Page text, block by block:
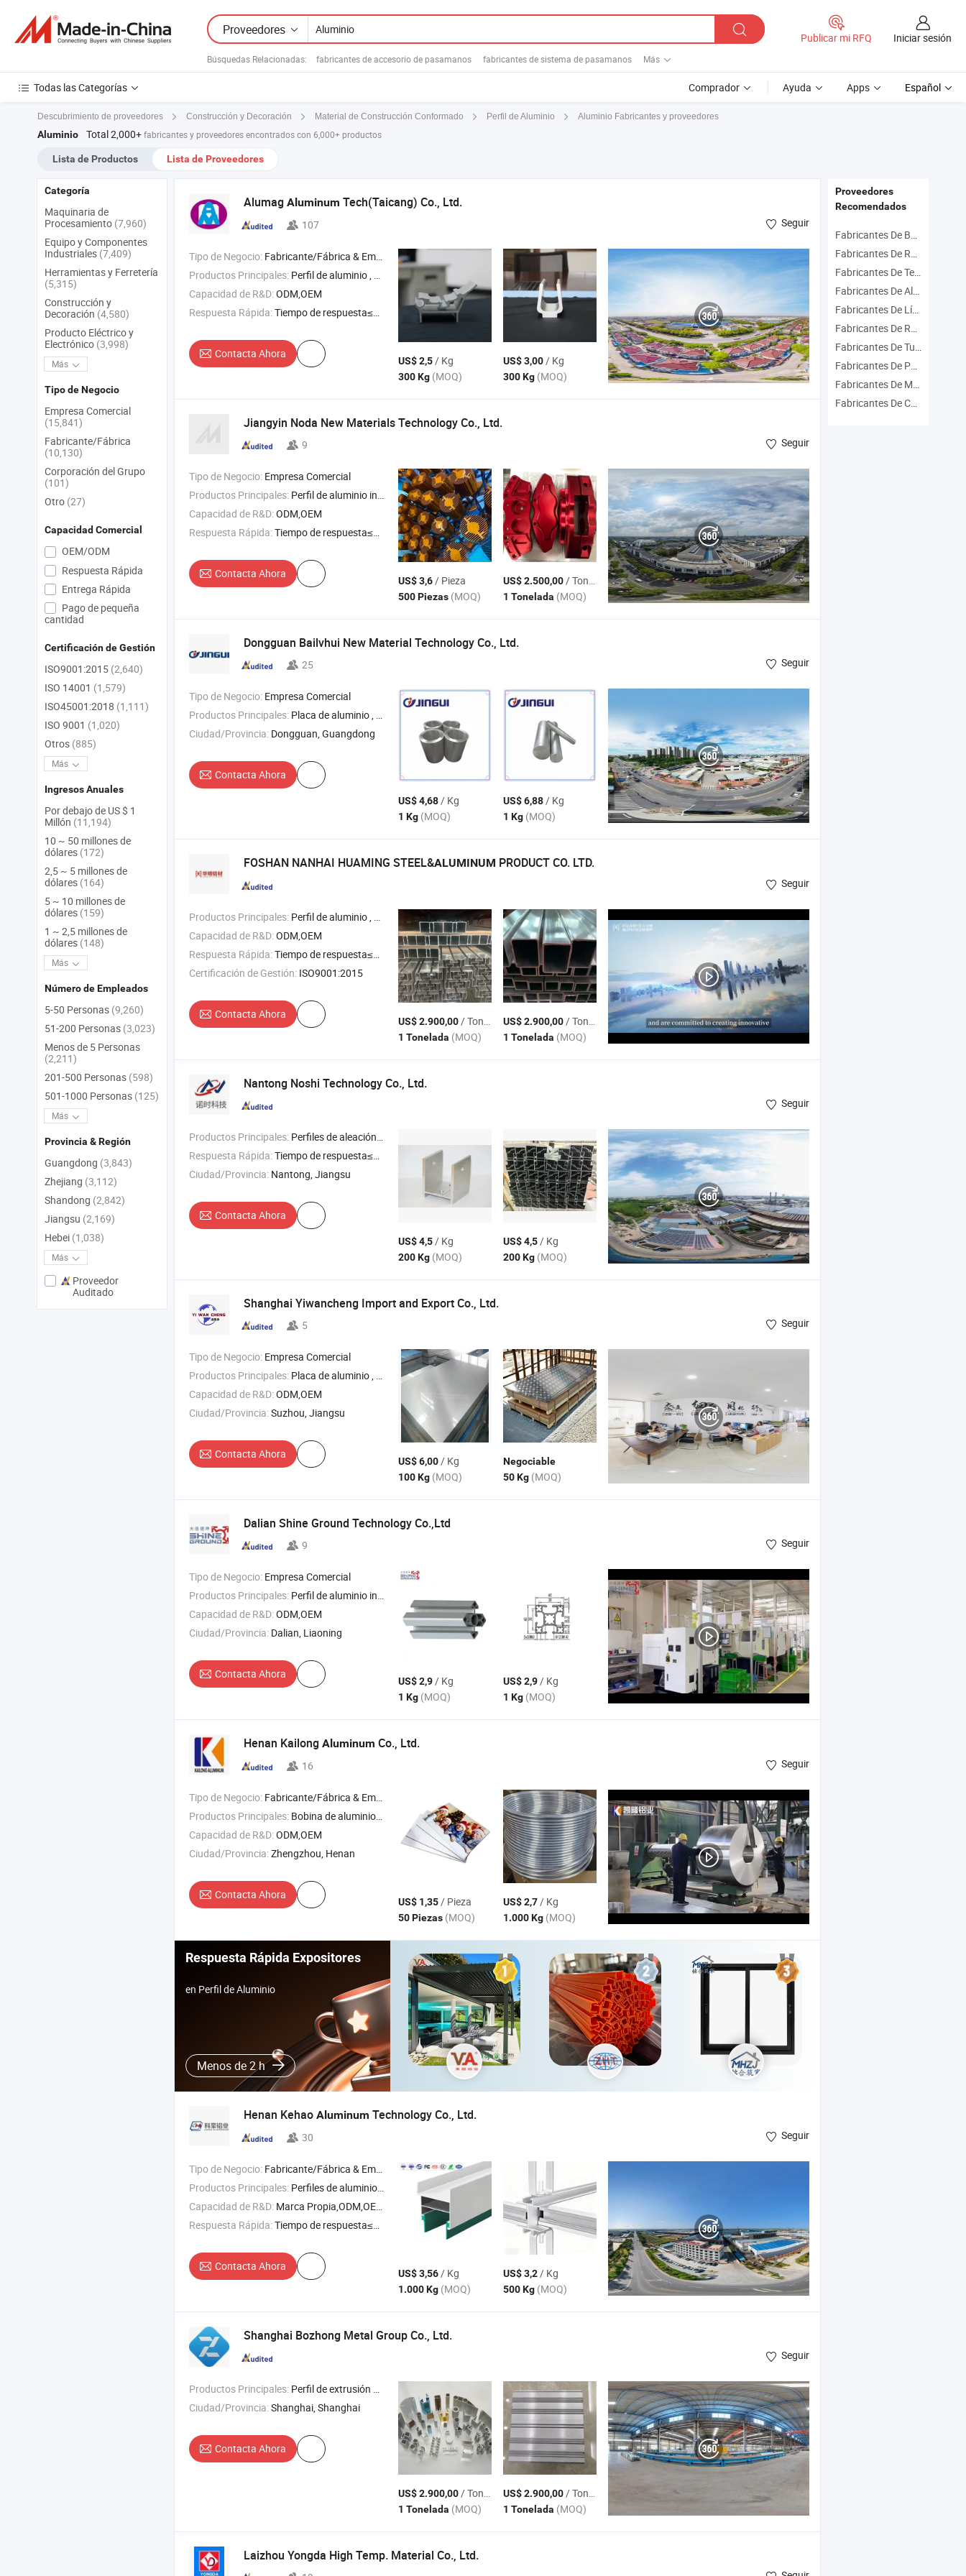
Proveedores
Búsquedas Relacionadas: fabricantes de accesorio de pasamanos fabricantes de sistema de pasamanos Más
Publicar mi RFQ Iniciar sesión
Todas las Categorías Comprador Ayuda Apps Español
Descubrimiento de proveedores Construcción y Decoración Material de Construcción Conformado Perfil de Aluminio Aluminio Fabricantes y proveedores
Aluminio Total 2,000+fabricantes y proveedores encontrados con 6,000+ productos
Lista de Productos Lista de Proveedores
Alumag Aluminum Tech(Taicang) Co., Ltd.
107 Seguir
Tipo de Negocio: Fabricante/Fábrica & Empresa Comercial
Productos Principales: Perfil de aluminio , producto de extrusión de aluminio , varilla de aluminio , placa de aluminio , tubo de aluminio
Capacidad de R&D:ODM,OEM
Respuesta Rápida:Tiempo de respuesta≤3h
Contacta Ahora
US$ 2,5/ Kg
300 Kg (MOQ)
US$ 3,00/ Kg
300 Kg (MOQ)
Jiangyin Noda New Materials Technology Co., Ltd.
9 Seguir
Tipo de Negocio: Empresa Comercial
Productos Principales: Perfil de aluminio industrial , producto de aluminio , componente automotriz , radiador , carcasa de motor
Capacidad de R&D:ODM,OEM
Respuesta Rápida:Tiempo de respuesta≤3h
Contacta Ahora
US$ 3,6/ Pieza
500 Piezas (MOQ)
US$ 2.500,00/ Tonelada
1 Tonelada (MOQ)
Dongguan Bailvhui New Material Technology Co., Ltd.
25 Seguir
Tipo de Negocio: Empresa Comercial
Productos Principales: Placa de aluminio , forja de aluminio , tubo de aluminio , varilla de aluminio
Ciudad/Provincia: Dongguan, Guangdong
Contacta Ahora
US$ 4,68/ Kg
1 Kg (MOQ)
US$ 6,88/ Kg
1 Kg (MOQ)
FOSHAN NANHAI HUAMING STEEL&ALUMINUM PRODUCT CO. LTD.
Seguir
Productos Principales: Perfil de aluminio , ventanas y puertas de aluminio , extrusión de aluminio , perfil de aluminio para bricolaje
Capacidad de R&D:ODM,OEM
Respuesta Rápida:Tiempo de respuesta≤3h
Certificación de Gestión: ISO9001:2015
Contacta Ahora
US$ 2.900,00/ Tonelada
1 Tonelada (MOQ)
US$ 2.900,00/ Tonelada
1 Tonelada (MOQ)
Nantong Noshi Technology Co., Ltd.
Seguir
Productos Principales: Perfiles de aleación de aluminio y productos de procesamiento profundo
Respuesta Rápida:Tiempo de respuesta≤3h
Ciudad/Provincia: Nantong, Jiangsu
Contacta Ahora
US$ 4,5/ Kg
200 Kg (MOQ)
US$ 4,5/ Kg
200 Kg (MOQ)
Shanghai Yiwancheng Import and Export Co., Ltd.
5 Seguir
Tipo de Negocio: Empresa Comercial
Productos Principales: Placa de aluminio , varilla de aluminio , tubo de aluminio , disco de aluminio , alambre de aluminio
Capacidad de R&D:ODM,OEM
Ciudad/Provincia:Suzhou, Jiangsu
Contacta Ahora
US$ 6,00/ Kg
100 Kg (MOQ)
Negociable
50 Kg (MOQ)
Dalian Shine Ground Technology Co.,Ltd
9 Seguir
Tipo de Negocio: Empresa Comercial
Productos Principales: Perfil de aluminio industrial , perfil de aluminio para automatización , componentes de aluminio , sistema de ensamblaje modular , accesorios para perfil de aluminio industrial
Capacidad de R&D:ODM,OEM
Ciudad/Provincia: Dalian, Liaoning
Contacta Ahora
US$ 2,9/ Kg
1 Kg (MOQ)
US$ 2,9/ Kg
1 Kg (MOQ)
Henan Kailong Aluminum Co., Ltd.
16 Seguir
Tipo de Negocio: Fabricante/Fábrica & Empresa Comercial
Productos Principales: Bobina de aluminio , hoja de aluminio , círculo de aluminio , papel de aluminio , tubo de aluminio
Capacidad de R&D:ODM,OEM
Ciudad/Provincia:Zhengzhou, Henan
Contacta Ahora
US$ 1,35/ Pieza
50 Piezas (MOQ)
US$ 2,7/ Kg
1.000 Kg (MOQ)
Respuesta Rápida Expositores
en Perfil de Aluminio
Menos de 2 h
Henan Kehao Aluminum Technology Co., Ltd.
30 Seguir
Tipo de Negocio: Fabricante/Fábrica & Empresa Comercial
Productos Principales: Perfiles de aluminio , perfil de extrusión de aluminio , perfil de aluminio para sala limpia , sistema de aluminio para sala limpia , perfil para sala limpia
Capacidad de R&D: Marca Propia,ODM,OEM
Respuesta Rápida:Tiempo de respuesta≤3h
Contacta Ahora
US$ 3,56/ Kg
1.000 Kg (MOQ)
US$ 3,2/ Kg
500 Kg (MOQ)
Shanghai Bozhong Metal Group Co., Ltd.
Seguir
Productos Principales: Perfil de extrusión de aluminio , perfil de aluminio extruido , riel conductor de extrusión de aluminio , bomba de engranaje de aluminio , perfil de transporte de aluminio
Ciudad/Provincia:Shanghai, Shanghai
Contacta Ahora
US$ 2.900,00/ Tonelada
1 Tonelada (MOQ)
US$ 2.900,00/ Tonelada
1 Tonelada (MOQ)
Laizhou Yongda High Temp. Material Co., Ltd.
Categoría
Maquinaria de
Procesamiento (7,960)
Equipo y Componentes
Industriales (7,409)
Herramientas y Ferretería
(5,315)
Construcción y
Decoración (4,580)
Producto Eléctrico y
Electrónico (3,998)
Más
Tipo de Negocio
Empresa Comercial
(15,841)
Fabricante/Fábrica
(10,130)
Corporación del Grupo
(101)
Otro (27)
Capacidad Comercial
OEM/ODM
Respuesta Rápida
Entrega Rápida
Pago de pequeña
cantidad
Certificación de Gestión
ISO9001:2015 (2,640)
ISO 14001 (1,579)
ISO45001:2018 (1,111)
ISO 9001 (1,020)
Otros (885)
Más
Ingresos Anuales
Por debajo de US $ 1
Millón (11,194)
10 ~ 50 millones de
dólares (172)
2,5 ~ 5 millones de
dólares (164)
5 ~ 10 millones de
dólares (159)
1 ~ 2,5 millones de
dólares (148)
Más
Número de Empleados
5-50 Personas (9,260)
51-200 Personas (3,023)
Menos de 5 Personas
(2,211)
201-500 Personas (598)
501-1000 Personas (125)
Más
Provincia & Región
Guangdong (3,843)
Zhejiang (3,112)
Shandong (2,842)
Jiangsu (2,169)
Hebei (1,038)
Más
Proveedor
Auditado
Proveedores
Recomendados
Fabricantes De Barandilla
Fabricantes De Revestimiento De Paredes
Fabricantes De Techo
Fabricantes De Aluminio Extrusionado
Fabricantes De Línea De Producción Perfiles De Aluminio
Fabricantes De Recubrimiento En Polvo De Perfil De Aluminio
Fabricantes De Tubo De Perfil De Aluminio
Fabricantes De Perfil De Extrusión De Aluminio
Fabricantes De Material De Aluminio
Fabricantes De Color Aluminio